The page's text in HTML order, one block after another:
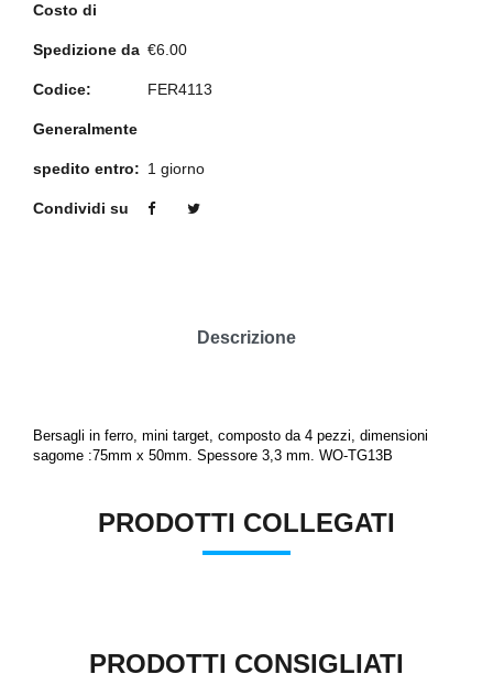
Costo di
Spedizione da €6.00
Codice: FER4113
Generalmente
spedito entro: 1 giorno
Condividi su
Descrizione
Bersagli in ferro, mini target, composto da 4 pezzi, dimensioni
sagome :75mm x 50mm. Spessore 3,3 mm. WO-TG13B
PRODOTTI COLLEGATI
PRODOTTI CONSIGLIATI